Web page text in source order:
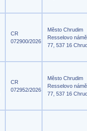
CR
072900/2026
Město Chrudim
Resselovo
77, 537 16
CR
072952/2026
Město Chrudim
Resselovo
77, 537 16